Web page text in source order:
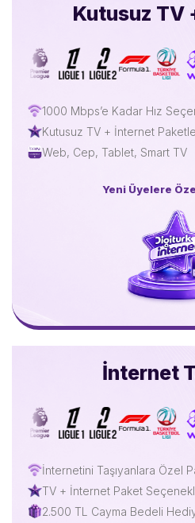
Kutusuz TV
1000 Mbps’e Kadar Hız
Kutusuz TV + İnternet
Web, Cep, Tablet, Smart TV
Yeni Üyelere
İnternet
İnternetini Taşıyanlara Özel
TV + İnternet Paket
2.500 TL Cayma Bedeli